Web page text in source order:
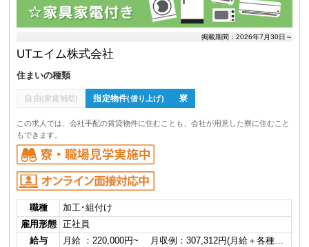
掲載期間：2026年7月30日～
UTエイム株式会社
住まいの種類
自由(家賃補助) 指定物件(借り上げ) 寮
この求人では、会社手配の賃貸物件に住むことも、会社が用意した寮に住むこと
もできます。
職種
加工･組付け
雇用形態
正社員
給与
月給 ：220,000円~ 月収例：307,312円(月給＋各種…